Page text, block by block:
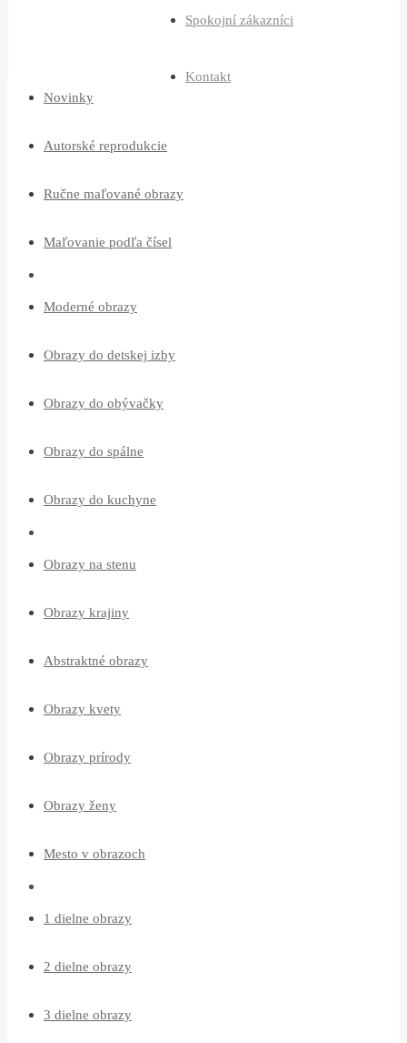
Spokojní zákazníci
Kontakt
Novinky
Autorské reprodukcie
Ručne maľované obrazy
Maľovanie podľa čísel
Moderné obrazy
Obrazy do detskej izby
Obrazy do obývačky
Obrazy do spálne
Obrazy do kuchyne
Obrazy na stenu
Obrazy krajiny
Abstraktné obrazy
Obrazy kvety
Obrazy prírody
Obrazy ženy
Mesto v obrazoch
1 dielne obrazy
2 dielne obrazy
3 dielne obrazy